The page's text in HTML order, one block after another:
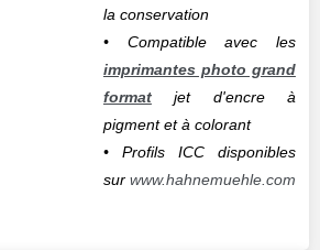
la conservation
• Compatible avec les
imprimantes photo grand
formatjet d'encre à
pigment et à colorant
• Profils ICC disponibles
sur www.hahnemuehle.com